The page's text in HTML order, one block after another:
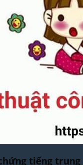
tiếng trung